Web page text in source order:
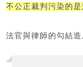
不公正裁判污染的是
法官與律師的勾結